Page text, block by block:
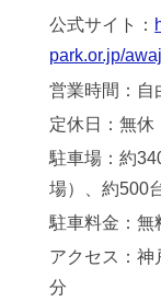
公式サイト：
park.or.jp/
営業時間：自
定休日：無休
駐車場：約
場）、約500
駐車料金：無
アクセス：神
分